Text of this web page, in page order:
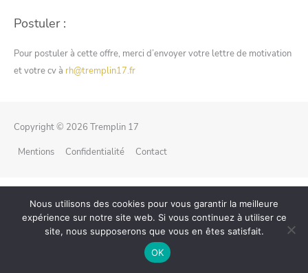
Postuler :
Pour postuler à cette offre, merci d’envoyer votre lettre de motivation
et votre cv à rh@tremplin17.fr
Copyright © 2026 Tremplin 17
Mentions
Confidentialité Contact
Nous utilisons des cookies pour vous garantir la meilleure
expérience sur notre site web. Si vous continuez à utiliser ce
site, nous supposerons que vous en êtes satisfait.
OK